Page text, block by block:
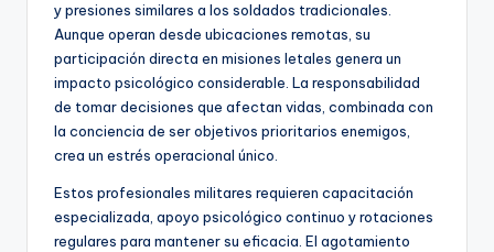
y presiones similares a los soldados tradicionales.
Aunque operan desde ubicaciones remotas, su
participación directa en misiones letales genera un
impacto psicológico considerable. La responsabilidad
de tomar decisiones que afectan vidas, combinada con
la conciencia de ser objetivos prioritarios enemigos,
crea un estrés operacional único.
Estos profesionales militares requieren capacitación
especializada, apoyo psicológico continuo y rotaciones
regulares para mantener su eficacia. El agotamiento